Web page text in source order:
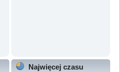
Najwięcej czasu